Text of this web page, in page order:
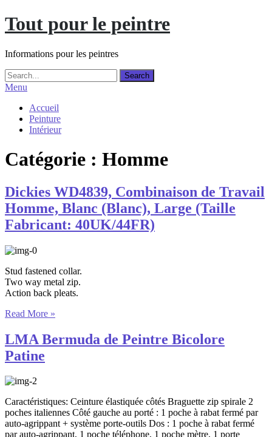
Skip
to
Tout pour le peintre
Informations pour les peintres
Menu
Accueil
Peinture
Intérieur
Catégorie : Homme
Dickies WD4839, Combinaison de Travail
Homme, Blanc (Blanc), Large (Taille
Fabricant: 40UK/44FR)
Stud fastened collar.
Two way metal zip.
Action back pleats.
Read More »
LMA Bermuda de Peintre Bicolore
Patine
Caractéristiques: Ceinture élastiquée côtés Braguette zip spirale 2
poches italiennes Côté gauche au porté : 1 poche à rabat fermé par
auto-agrippant + système porte-outils Dos : 1 poche à rabat fermé
par auto-agrippant, 1 poche téléphone, 1 poche mètre, 1 porte